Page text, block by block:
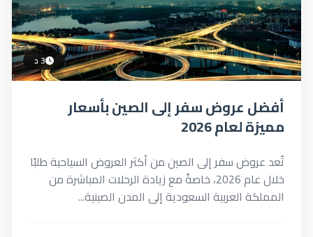
3 د
أفضل عروض سفر إلى الصين بأسعار
مميزة لعام 2026
تُعد عروض سفر إلى الصين من أكثر العروض السياحية طلبًا
خلال عام 2026، خاصةً مع زيادة الرحلات المباشرة من
المملكة العربية السعودية إلى المدن الصينية...